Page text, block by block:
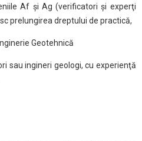
Af şi Ag (verificatori şi experţi
prelungirea dreptului de practică,
Geotehnică
sau ingineri geologi, cu experienţă